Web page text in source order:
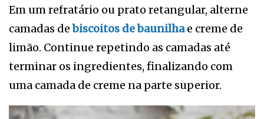
Em um refratário ou prato retangular, alterne
camadas debiscoitos de baunilhae creme de
limão. Continue repetindo as camadas até
terminar os ingredientes, finalizando com
uma camada de creme na parte superior.